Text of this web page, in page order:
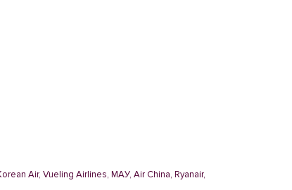
Air, Vueling Airlines, МАУ, Air China, Ryanair,